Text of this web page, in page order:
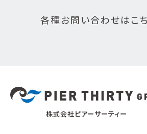
各種お問い合わせはこ
株式会社ピアーサーティー